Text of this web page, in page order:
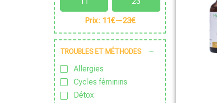
Prix: 11€—23€
TROUBLES ET MÉTHODES
Allergies
Cycles féminins
Détox